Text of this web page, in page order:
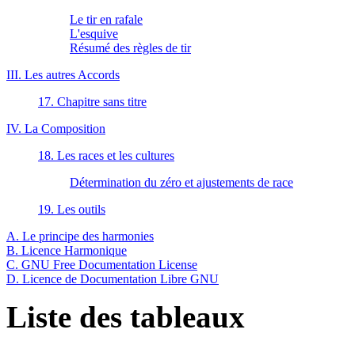
Le tir en rafale
L'esquive
Résumé des règles de tir
III. Les autres Accords
17. Chapitre sans titre
IV. La Composition
18. Les races et les cultures
Détermination du zéro et ajustements de race
19. Les outils
A. Le principe des harmonies
B. Licence Harmonique
C. GNU Free Documentation License
D. Licence de Documentation Libre GNU
Liste des tableaux